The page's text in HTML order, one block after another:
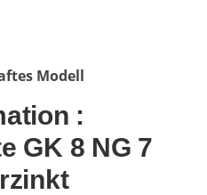
Modell
:
GK 8 NG 7